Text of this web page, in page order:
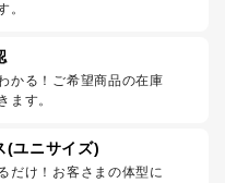
。
かる！ご希望商品の在庫
ます。
(ユニサイズ)
だけ！お客さまの体型に